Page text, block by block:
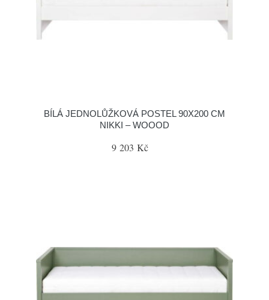
BÍLÁ JEDNOLŮŽKOVÁ POSTEL 90X200 CM
NIKKI – WOOOD
9 203 Kč